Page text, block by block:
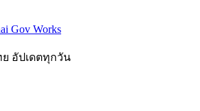
Gov Works
อัปเดตทุกวัน